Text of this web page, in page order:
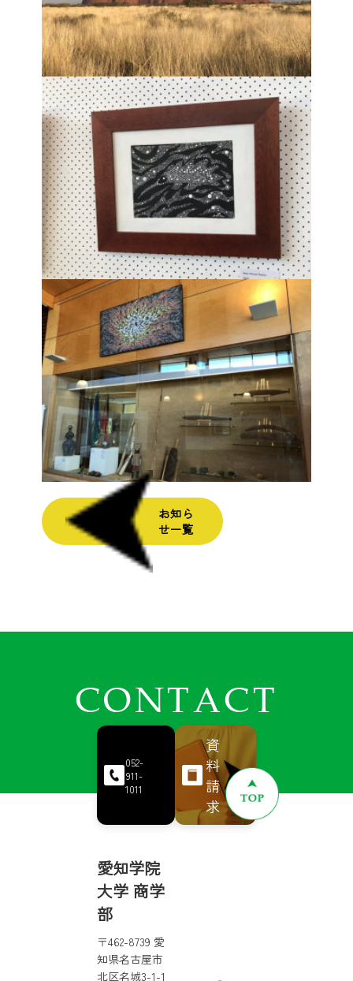
お知ら
せ一覧
CONTACT
052-
911-
1011
資
料
請
求
愛知学院
大学 商学
部
〒462-8739 愛
知県名古屋市
北区名城3-1-1